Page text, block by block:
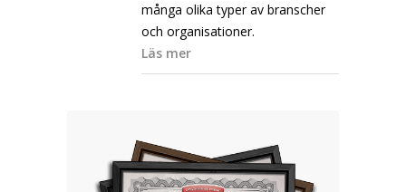
många olika typer av branscher
och organisationer.
Läs mer